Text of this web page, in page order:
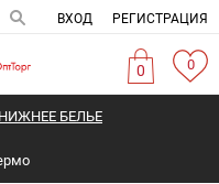
ВХОД РЕГИСТРАЦИЯ
0 0
НИЖНЕЕ БЕЛЬЕ